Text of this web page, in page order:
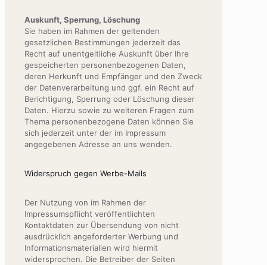
Auskunft, Sperrung, Löschung
Sie haben im Rahmen der geltenden
gesetzlichen Bestimmungen jederzeit das
Recht auf unentgeltliche Auskunft über Ihre
gespeicherten personenbezogenen Daten,
deren Herkunft und Empfänger und den Zweck
der Datenverarbeitung und ggf. ein Recht auf
Berichtigung, Sperrung oder Löschung dieser
Daten. Hierzu sowie zu weiteren Fragen zum
Thema personenbezogene Daten können Sie
sich jederzeit unter der im Impressum
angegebenen Adresse an uns wenden.
Widerspruch gegen Werbe-Mails
Der Nutzung von im Rahmen der
Impressumspflicht veröffentlichten
Kontaktdaten zur Übersendung von nicht
ausdrücklich angeforderter Werbung und
Informationsmaterialien wird hiermit
widersprochen. Die Betreiber der Seiten